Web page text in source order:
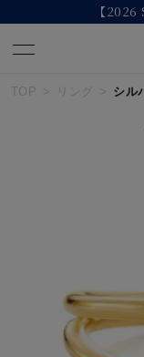
【
ブランド
TOP リング シル